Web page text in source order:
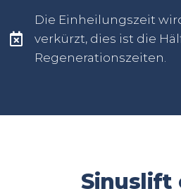
Die Einheilungszeit
verkürzt, dies ist die
Regenerationszeiten.
Sinuslift